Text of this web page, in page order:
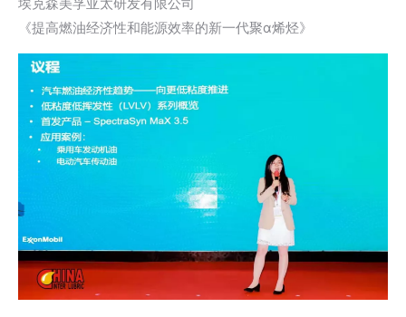
埃克森美孚亚太研发有限公司
《提高燃油经济性和能源效率的新一代聚α烯烃》